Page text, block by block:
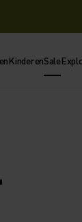
KinderenSale